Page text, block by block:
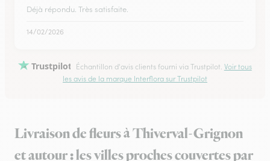
Déjà répondu. Très satisfaite.
14/02/2026
Trustpilot Échantillon d'avis clients fourni via Trustpilot. Voir tous
les avis de la marque Interflora sur Trustpilot
Livraison de fleurs à Thiverval-Grignon
et autour : les villes proches couvertes par